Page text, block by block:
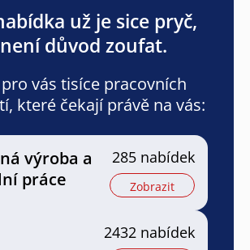
už je sice pryč,
důvod zoufat.
vás tisíce pracovních
které čekají právě na vás:
výroba a
práce
285 nabídek
Zobrazit
2432 nabídek